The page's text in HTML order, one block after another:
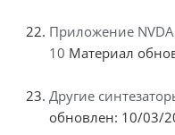
Приложение
10 Материал
Другие
обновлен: 10/03/